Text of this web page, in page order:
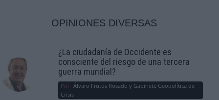
OPINIONES DIVERSAS
¿La ciudadanía de Occidente es
consciente del riesgo de una tercera
guerra mundial?
Por Álvaro Frutos Rosado y Gabinete Geopolítica de
Crisis